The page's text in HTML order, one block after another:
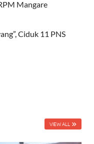
Mangare
Ciduk 11 PNS
VIEW ALL